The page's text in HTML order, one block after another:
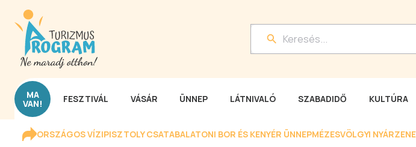
MA
VAN! FESZTIVÁL VÁSÁR ÜNNEP LÁTNIVALÓ SZABADIDŐ KULTÚRA
ORSZÁGOS VÍZIPISZTOLY CSATABALATONI BOR ÉS KENYÉR ÜNNEPMÉZESVÖLGYI NYÁR